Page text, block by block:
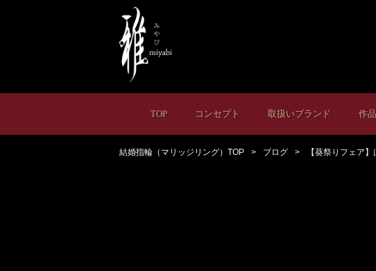
TOP コンセプト 取扱いブランド 作
結婚指輪（マリッジリング）TOP ブログ 【葵祭りフェア